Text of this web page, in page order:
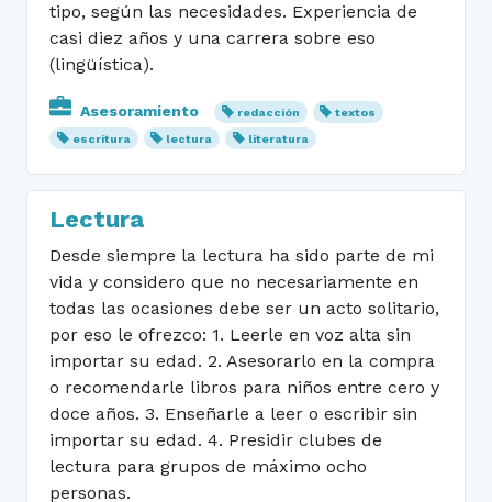
tipo, según las necesidades. Experiencia de
casi diez años y una carrera sobre eso
(lingüística).
Asesoramiento redacción
textos
escritura
lectura literatura
Lectura
Desde siempre la lectura ha sido parte de mi
vida y considero que no necesariamente en
todas las ocasiones debe ser un acto solitario,
por eso le ofrezco: 1. Leerle en voz alta sin
importar su edad. 2. Asesorarlo en la compra
o recomendarle libros para niños entre cero y
doce años. 3. Enseñarle a leer o escribir sin
importar su edad. 4. Presidir clubes de
lectura para grupos de máximo ocho
personas.